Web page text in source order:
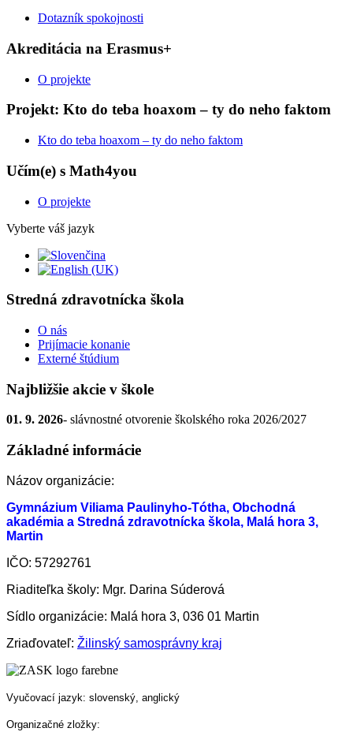
Dotazník spokojnosti
Akreditácia na Erasmus+
O projekte
Projekt: Kto do teba hoaxom – ty do neho faktom
Kto do teba hoaxom – ty do neho faktom
Učím(e) s Math4you
O projekte
Vyberte váš jazyk
Stredná zdravotnícka škola
O nás
Prijímacie konanie
Externé štúdium
Najbližšie akcie v škole
01. 9. 2026- slávnostné otvorenie školského roka 2026/2027
Základné informácie
Názov organizácie:
Gymnázium Viliama Paulinyho-Tótha, Obchodná
akadémia a Stredná zdravotnícka škola, Malá hora 3,
Martin
IČO: 57292761
Riaditeľka školy: Mgr. Darina Súderová
Sídlo organizácie: Malá hora 3, 036 01 Martin
Zriaďovateľ: Žilinský samosprávny kraj
Vyučovací jazyk: slovenský, anglický
Organizačné zložky: